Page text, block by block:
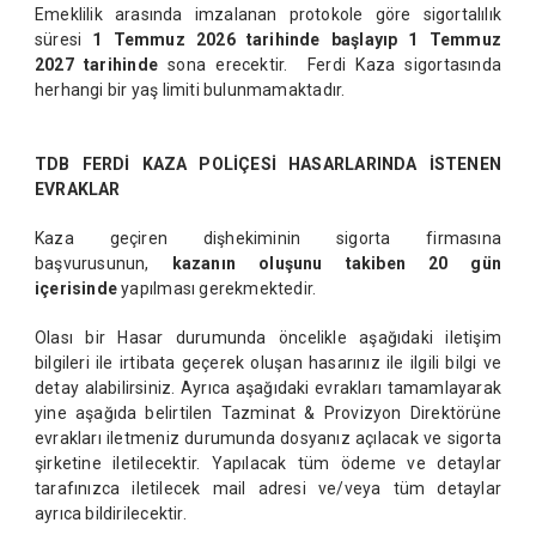
Emeklilik arasında imzalanan protokole göre sigortalılık
süresi 1 Temmuz 2026 tarihinde başlayıp 1 Temmuz
2027 tarihindesona erecektir. Ferdi Kaza sigortasında
herhangi bir yaş limiti bulunmamaktadır.
TDB FERDİ KAZA POLİÇESİ HASARLARINDA İSTENEN
EVRAKLAR
Kaza geçiren dişhekiminin sigorta firmasına
başvurusunun,
kazanın oluşunu takiben 20 gün
içerisindeyapılması gerekmektedir.
Olası bir Hasar durumunda öncelikle aşağıdaki iletişim
bilgileri ile irtibata geçerek oluşan hasarınız ile ilgili bilgi ve
detay alabilirsiniz. Ayrıca aşağıdaki evrakları tamamlayarak
yine aşağıda belirtilen Tazminat & Provizyon Direktörüne
evrakları iletmeniz durumunda dosyanız açılacak ve sigorta
şirketine iletilecektir. Yapılacak tüm ödeme ve detaylar
tarafınızca iletilecek mail adresi ve/veya tüm detaylar
ayrıca bildirilecektir.